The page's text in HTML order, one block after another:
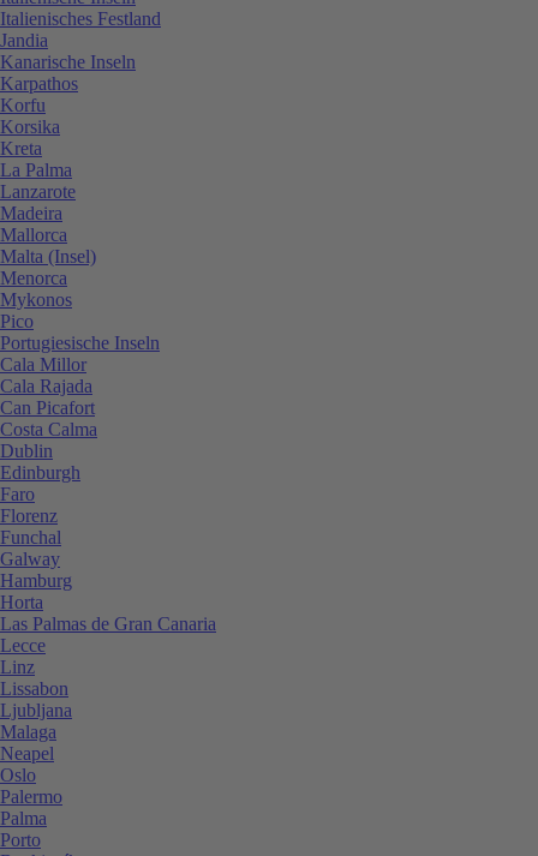
Italienisches Festland
Jandia
Kanarische Inseln
Karpathos
Korfu
Korsika
Kreta
La Palma
Lanzarote
Madeira
Mallorca
Malta (Insel)
Menorca
Mykonos
Pico
Portugiesische Inseln
Cala Millor
Cala Rajada
Can Picafort
Costa Calma
Dublin
Edinburgh
Faro
Florenz
Funchal
Galway
Hamburg
Horta
Las Palmas de Gran Canaria
Lecce
Linz
Lissabon
Ljubljana
Malaga
Neapel
Oslo
Palermo
Palma
Porto